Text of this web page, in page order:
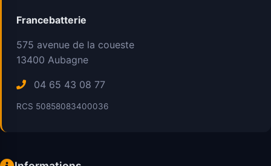
Francebatterie
575 avenue de la coueste
13400 Aubagne
04 65 43 08 77
RCS 50858083400036